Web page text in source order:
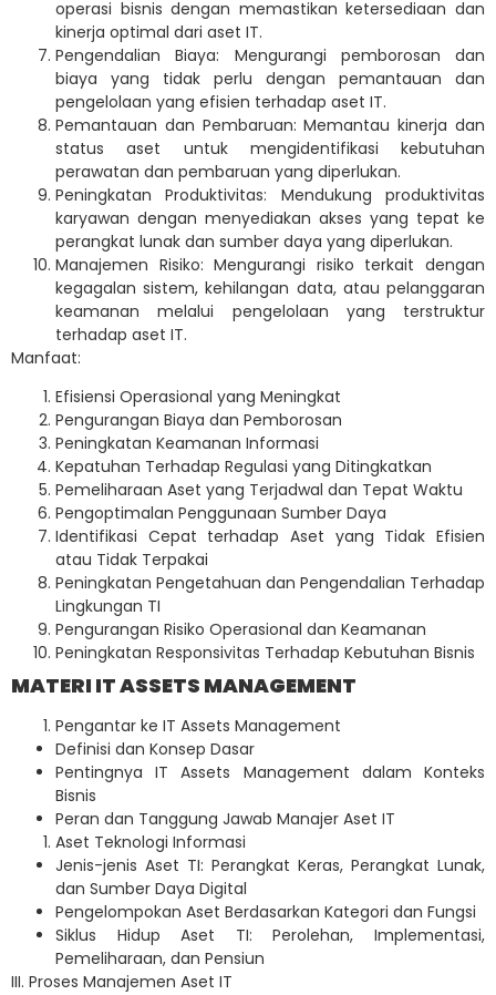
operasi bisnis dengan memastikan ketersediaan dan
kinerja optimal dari aset IT.
Pengendalian Biaya: Mengurangi pemborosan dan
biaya yang tidak perlu dengan pemantauan dan
pengelolaan yang efisien terhadap aset IT.
Pemantauan dan Pembaruan: Memantau kinerja dan
status aset untuk mengidentifikasi kebutuhan
perawatan dan pembaruan yang diperlukan.
Peningkatan Produktivitas: Mendukung produktivitas
karyawan dengan menyediakan akses yang tepat ke
perangkat lunak dan sumber daya yang diperlukan.
Manajemen Risiko: Mengurangi risiko terkait dengan
kegagalan sistem, kehilangan data, atau pelanggaran
keamanan melalui pengelolaan yang terstruktur
terhadap aset IT.
Manfaat:
Efisiensi Operasional yang Meningkat
Pengurangan Biaya dan Pemborosan
Peningkatan Keamanan Informasi
Kepatuhan Terhadap Regulasi yang Ditingkatkan
Pemeliharaan Aset yang Terjadwal dan Tepat Waktu
Pengoptimalan Penggunaan Sumber Daya
Identifikasi Cepat terhadap Aset yang Tidak Efisien
atau Tidak Terpakai
Peningkatan Pengetahuan dan Pengendalian Terhadap
Lingkungan TI
Pengurangan Risiko Operasional dan Keamanan
Peningkatan Responsivitas Terhadap Kebutuhan Bisnis
MATERI IT ASSETS MANAGEMENT
Pengantar ke IT Assets Management
Definisi dan Konsep Dasar
Pentingnya IT Assets Management dalam Konteks
Bisnis
Peran dan Tanggung Jawab Manajer Aset IT
Aset Teknologi Informasi
Jenis-jenis Aset TI: Perangkat Keras, Perangkat Lunak,
dan Sumber Daya Digital
Pengelompokan Aset Berdasarkan Kategori dan Fungsi
Siklus Hidup Aset TI: Perolehan, Implementasi,
Pemeliharaan, dan Pensiun
III. Proses Manajemen Aset IT